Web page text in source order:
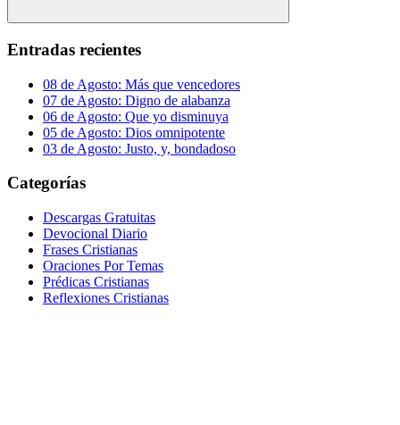
Buscar
Entradas recientes
08 de Agosto: Más que vencedores
07 de Agosto: Digno de alabanza
06 de Agosto: Que yo disminuya
05 de Agosto: Dios omnipotente
03 de Agosto: Justo, y, bondadoso
Categorías
Descargas Gratuitas
Devocional Diario
Frases Cristianas
Oraciones Por Temas
Prédicas Cristianas
Reflexiones Cristianas